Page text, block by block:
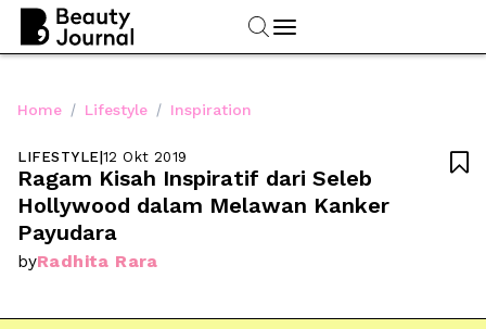
Home / Lifestyle / Inspiration
LIFESTYLE|12 Okt 2019
Ragam Kisah Inspiratif dari Seleb
Hollywood dalam Melawan Kanker
Payudara
byRadhita Rara
